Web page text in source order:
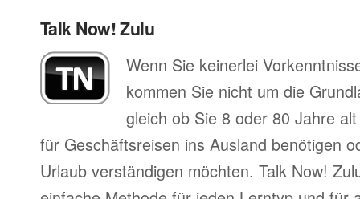
Talk Now! Zulu
Wenn Sie keinerlei
kommen Sie nicht um die
gleich ob Sie 8 oder 80 Jahre
für Geschäftsreisen ins Ausland benötigen
Urlaub verständigen möchten. Talk Now!